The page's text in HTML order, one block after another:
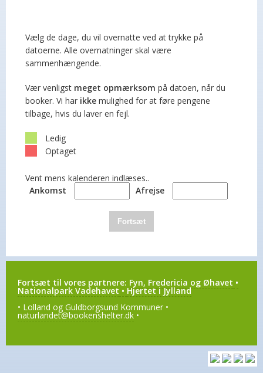
Vælg de dage, du vil overnatte ved at trykke på
datoerne. Alle overnatninger skal være
sammenhængende.
Vær venligst meget opmærksom på datoen, når du
booker. Vi har ikke mulighed for at føre pengene
tilbage, hvis du laver en fejl.
Ledig
Optaget
Vent mens kalenderen indlæses..
Ankomst
Afrejse
Fortsæt
Fortsæt til vores partnere: Fyn, Fredericia og Øhavet •
Nationalpark Vadehavet • Hjertet i Jylland
• Lolland og Guldborgsund Kommuner •
naturlandet@bookenshelter.dk •